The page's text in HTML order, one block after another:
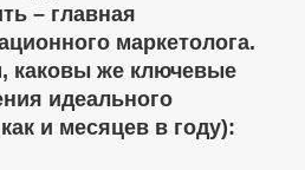
– главная
маркетолога.
каковы же ключевые
идеального
и месяцев в году):